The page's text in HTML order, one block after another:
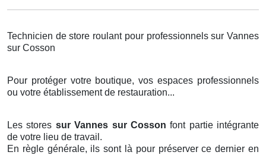
Technicien de store roulant pour professionnels sur Vannes
sur Cosson
Pour protéger votre boutique, vos espaces professionnels
ou votre établissement de restauration...
Les stores sur Vannes sur Cossonfont partie intégrante
de votre lieu de travail.
En règle générale, ils sont là pour préserver ce dernier en